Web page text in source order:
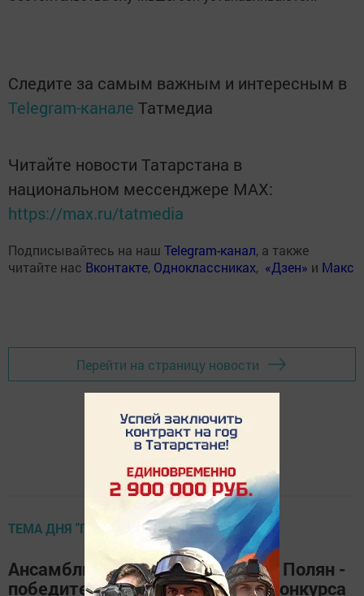
Следите за самым важным и интересным в
Telegram-канале Татмедиа
Читайте новости Татарстана в
национальном мессенджере MАХ:
https://max.ru/tatmedia
Подписывайтесь на наш Telegram-канал, а также
читайте нас Вконтакте, Одноклассниках, «Дзен» и Макс
Перейти на страницу новости
ТЕМА ДНЯ "ГАЗЕТА"
Ансамбль "Импульс" из Камских Полян -
победитель Республиканского конкурса